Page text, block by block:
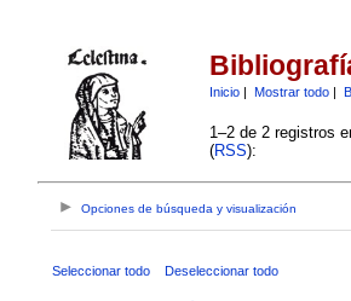
Inicio| Mostrar todo|
1–2 de 2 registros
(RSS):
Opciones de búsqueda y visualización
Seleccionar todo Deseleccionar todo